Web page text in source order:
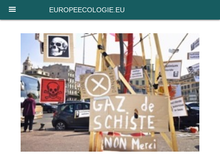
EUROPEECOLOGIE.EU